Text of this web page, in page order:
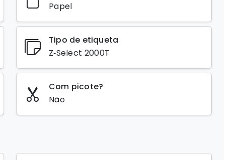
Papel
Tipo de etiqueta
Z‑Select 2000T
Com picote?
Não